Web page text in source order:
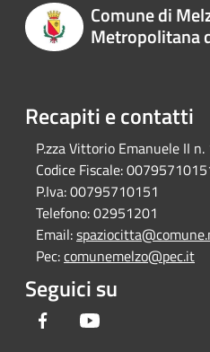
Comune di
Metropolitana
Recapiti e contatti
P.zza Vittorio Emanuele II
Codice Fiscale:
P.Iva:00795710151
Telefono:02951201
Email:
Pec:comunemelzo@pec.it
Seguici su
Facebook